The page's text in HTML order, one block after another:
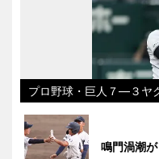
プロ野球・巨人７―３ヤ
鳴門渦潮